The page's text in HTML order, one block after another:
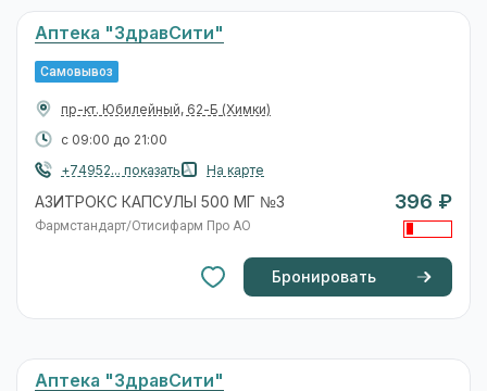
Аптека "ЗдравСити"
Самовывоз
пр-кт. Юбилейный, 62-Б (Химки)
с 09:00 до 21:00
+74952... показать
На карте
АЗИТРОКС КАПСУЛЫ 500 МГ №3
Фармстандарт/Отисифарм Про АО
396 ₽
Бронировать
Аптека "ЗдравСити"